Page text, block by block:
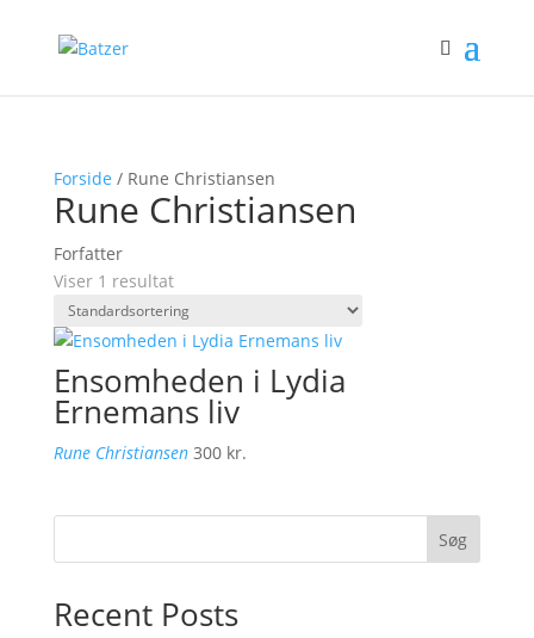
Forside / Rune Christiansen
Rune Christiansen
Forfatter
Viser 1 resultat
Ensomheden i Lydia
Ernemans liv
Rune Christiansen 300 kr.
Søg
Recent Posts